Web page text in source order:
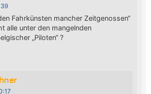
Fahrkünsten mancher Zeitgenossen“
alle unter den mangelnden
„Piloten“ ?